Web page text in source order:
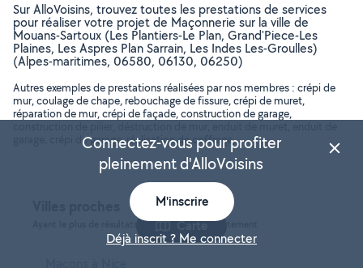
Sur AlloVoisins, trouvez toutes les prestations de services
pour réaliser votre projet de Maçonnerie sur la ville de
Mouans-Sartoux (Les Plantiers-Le Plan, Grand'Piece-Les
Plaines, Les Aspres Plan Sarrain, Les Indes Les-Groulles)
(Alpes-maritimes, 06580, 06130, 06250)
Autres exemples de prestations réalisées par nos membres : crépi de
mur, coulage de chape, rebouchage de fissure, crépi de muret,
réparation de mur, crépi de façade, construction de garage,
garage, crépi de garage, réalisation de coffrage, ..
Ayant le plus de résultats, dans le même département
Carte
Connectez-vous pour profiter
pleinement d'AlloVoisins
M'inscrire
Déjà inscrit ? Me connecter